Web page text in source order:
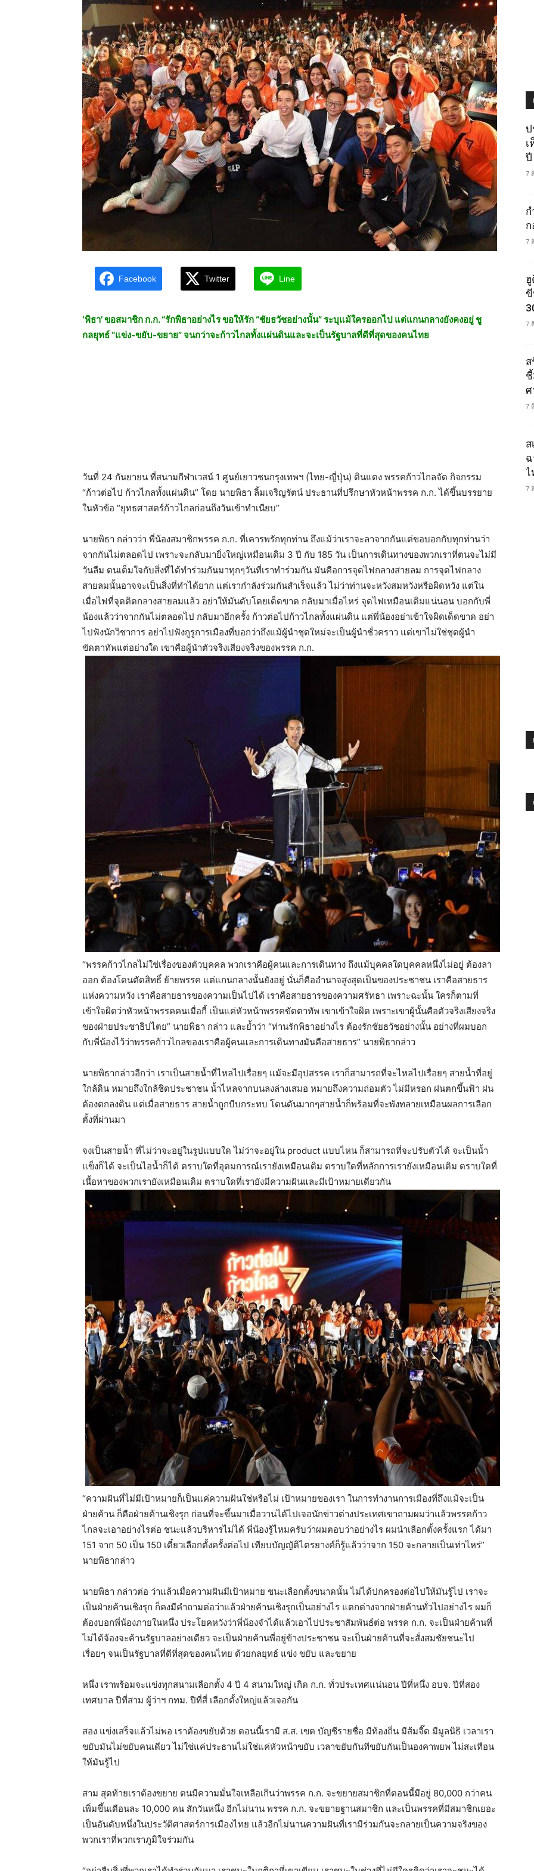
Facebook Twitter Line
‘พิธา’ ขอสมาชิก ก.ก. “รักพิธาอย่างไร ขอให้รัก “ชัยธวัชอย่างนั้น” ระบุแม้ใครออกไป แต่แกนกลางยังคงอยู่ ชู
กลยุทธ์ “แข่ง-ขยับ-ขยาย” จนกว่าจะก้าวไกลทั้งแผ่นดินและจะเป็นรัฐบาลที่ดีที่สุดของคนไทย
วันที่ 24 กันยายน ที่สนามกีฬาเวสน์ 1 ศูนย์เยาวชนกรุงเทพฯ (ไทย-ญี่ปุ่น) ดินแดง พรรคก้าวไกลจัด กิจกรรม
“ก้าวต่อไป ก้าวไกลทั้งแผ่นดิน” โดย นายพิธา ลิ้มเจริญรัตน์ ประธานที่ปรึกษาหัวหน้าพรรค ก.ก. ได้ขึ้นบรรยาย
ในหัวข้อ “ยุทธศาสตร์ก้าวไกลก่อนถึงวันเข้าทำเนียบ”
นายพิธา กล่าวว่า พี่น้องสมาชิกพรรค ก.ก. ที่เคารพรักทุกท่าน ถึงแม้ว่าเราจะลาจากกันแต่ขอบอกกับทุกท่านว่า
จากกันไม่ตลอดไป เพราะจะกลับมายิ่งใหญ่เหมือนเดิม 3 ปี กับ 185 วัน เป็นการเดินทางของพวกเราที่ตนจะไม่มี
วันลืม ตนเต็มใจกับสิ่งที่ได้ทำร่วมกันมาทุกๆวันที่เราทำร่วมกัน มันคือการจุดไฟกลางสายลม การจุดไฟกลาง
สายลมนั้นอาจจะเป็นสิ่งที่ทำได้ยาก แต่เรากำลังร่วมกันสำเร็จแล้ว ไม่ว่าท่านจะหวังสมหวังหรือผิดหวัง แต่ใน
เมื่อไฟที่จุดติดกลางสายลมแล้ว อย่าให้มันดับโดยเด็ดขาด กลับมาเมื่อไหร่ จุดไฟเหมือนเดิมแน่นอน บอกกับพี่
น้องแล้วว่าจากกันไม่ตลอดไป กลับมาอีกครั้ง ก้าวต่อไปก้าวไกลทั้งแผ่นดิน แต่พี่น้องอย่าเข้าใจผิดเด็ดขาด อย่า
ไปฟังนักวิชาการ อย่าไปฟังกูรูการเมืองที่บอกว่าถึงแม้ผู้นำชุดใหม่จะเป็นผู้นำชั่วคราว แต่เขาไม่ใช่ชุดผู้นำ
ขัดตาทัพแต่อย่างใด เขาคือผู้นำตัวจริงเสียงจริงของพรรค ก.ก.
“พรรคก้าวไกลไม่ใช่เรื่องของตัวบุคคล พวกเราคือผู้คนและการเดินทาง ถึงแม้บุคคลใดบุคคลหนึ่งไม่อยู่ ต้องลา
ออก ต้องโดนตัดสิทธิ์ ย้ายพรรค แต่แกนกลางนั้นยังอยู่ นั่นก็คืออำนาจสูงสุดเป็นของประชาชน เราคือสายธาร
แห่งความหวัง เราคือสายธารของความเป็นไปได้ เราคือสายธารของความศรัทธา เพราะฉะนั้น ใครก็ตามที่
เข้าใจผิดว่าหัวหน้าพรรคคนเมื่อกี้ เป็นแค่หัวหน้าพรรคขัดตาทัพ เขาเข้าใจผิด เพราะเขาผู้นั้นคือตัวจริงเสียงจริง
ของฝ่ายประชาธิปไตย” นายพิธา กล่าว และย้ำว่า “ท่านรักพิธาอย่างไร ต้องรักชัยธวัชอย่างนั้น อย่างที่ผมบอก
กับพี่น้องไว้ว่าพรรคก้าวไกลของเราคือผู้คนและการเดินทางมันคือสายธาร” นายพิธากล่าว
นายพิธากล่าวอีกว่า เราเป็นสายน้ำที่ไหลไปเรื่อยๆ แม้จะมีอุปสรรค เราก็สามารถที่จะไหลไปเรื่อยๆ สายน้ำที่อยู่
ใกล้ดิน หมายถึงใกล้ชิดประชาชน น้ำไหลจากบนลงล่างเสมอ หมายถึงความถ่อมตัว ไม่มีหรอก ฝนตกขึ้นฟ้า ฝน
ต้องตกลงดิน แต่เมื่อสายธาร สายน้ำถูกบีบกระทบ โดนดันมากๆสายน้ำก็พร้อมที่จะพังทลายเหมือนผลการเลือก
ตั้งที่ผ่านมา
จงเป็นสายน้ำ ที่ไม่ว่าจะอยู่ในรูปแบบใด ไม่ว่าจะอยู่ใน product แบบไหน ก็สามารถที่จะปรับตัวได้ จะเป็นน้ำ
แข็งก็ได้ จะเป็นไอน้ำก็ได้ ตราบใดที่อุดมการณ์เรายังเหมือนเดิม ตราบใดที่หลักการเรายังเหมือนเดิม ตราบใดที่
เนื้อหาของพวกเรายังเหมือนเดิม ตราบใดที่เรายังมีความฝันและมีเป้าหมายเดียวกัน
“ความฝันที่ไม่มีเป้าหมายก็เป็นแค่ความฝันใช่หรือไม่ เป้าหมายของเรา ในการทำงานการเมืองที่ถึงแม้จะเป็น
ฝ่ายค้าน ก็คือฝ่ายค้านเชิงรุก ก่อนที่จะขึ้นมาเมื่อวานได้ไปเจอนักข่าวต่างประเทศเขาถามผมว่าแล้วพรรคก้าว
ไกลจะเอาอย่างไรต่อ ชนะแล้วบริหารไม่ได้ พี่น้องรู้ไหมครับว่าผมตอบว่าอย่างไร ผมนำเลือกตั้งครั้งแรก ได้มา
151 จาก 50 เป็น 150 เดี๋ยวเลือกตั้งครั้งต่อไป เทียบบัญญัติไตรยางค์ก็รู้แล้วว่าจาก 150 จะกลายเป็นเท่าไหร่”
นายพิธากล่าว
นายพิธา กล่าวต่อ ว่าแล้วเมื่อความฝันมีเป้าหมาย ชนะเลือกตั้งขนาดนั้น ไม่ได้ปกครองต่อไปให้มันรู้ไป เราจะ
เป็นฝ่ายค้านเชิงรุก ก็คงมีคำถามต่อว่าแล้วฝ่ายค้านเชิงรุกเป็นอย่างไร แตกต่างจากฝ่ายค้านทั่วไปอย่างไร ผมก็
ต้องบอกพี่น้องภายในหนึ่ง ประโยคหวังว่าพี่น้องจำได้แล้วเอาไปประชาสัมพันธ์ต่อ พรรค ก.ก. จะเป็นฝ่ายค้านที่
ไม่ได้จ้องจะค้านรัฐบาลอย่างเดียว จะเป็นฝ่ายค้านพี่อยู่ข้างประชาชน จะเป็นฝ่ายค้านที่จะสั่งสมชัยชนะไป
เรื่อยๆ จนเป็นรัฐบาลที่ดีที่สุดของคนไทย ด้วยกลยุทธ์ แข่ง ขยับ และขยาย
หนึ่ง เราพร้อมจะแข่งทุกสนามเลือกตั้ง 4 ปี 4 สนามใหญ่ เกิด ก.ก. ทั่วประเทศแน่นอน ปีที่หนึ่ง อบจ. ปีที่สอง
เทศบาล ปีที่สาม ผู้ว่าฯ กทม. ปีที่สี่ เลือกตั้งใหญ่แล้วเจอกัน
สอง แข่งเสร็จแล้วไม่พอ เราต้องขยับด้วย ตอนนี้เรามี ส.ส. เขต บัญชีรายชื่อ มีท้องถิ่น มีส้มจี๊ด มีมูลนิธิ เวลาเรา
ขยับมันไม่ขยับคนเดียว ไม่ใช่แค่ประธานไม่ใช่แค่หัวหน้าขยับ เวลาขยับกันทีขยับกันเป็นองคาพยพ ไม่สะเทือน
ให้มันรู้ไป
สาม สุดท้ายเราต้องขยาย ตนมีความมั่นใจเหลือเกินว่าพรรค ก.ก. จะขยายสมาชิกที่ตอนนี้มีอยู่ 80,000 กว่าคน
เพิ่มขึ้นเดือนละ 10,000 คน สักวันหนึ่ง อีกไม่นาน พรรค ก.ก. จะขยายฐานสมาชิก และเป็นพรรคที่มีสมาชิกเยอะ
เป็นอันดับหนึ่งในประวัติศาสตร์การเมืองไทย แล้วอีกไม่นานความฝันที่เรามีร่วมกันจะกลายเป็นความจริงของ
พวกเราที่พวกเราภูมิใจร่วมกัน
ป
ปี
7
7
ขี
7
ศ
7
ส
ไ
7